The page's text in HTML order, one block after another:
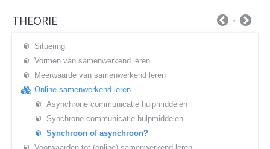
THEORIE
Situering
Vormen van samenwerkend leren
Meerwaarde van samenwerkend leren
Online samenwerkend leren
Asynchrone communicatie hulpmiddelen
Synchrone communicatie hulpmiddelen
Synchroon of asynchroon?